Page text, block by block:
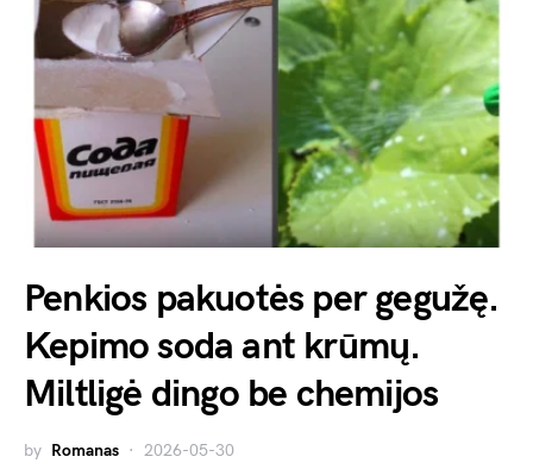
Penkios pakuotės per gegužę.
Kepimo soda ant krūmų.
Miltligė dingo be chemijos
by Romanas 2026-05-30